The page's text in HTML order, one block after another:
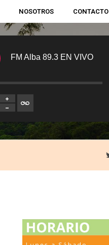
NOSOTROS CONTACTO
FM Alba 89.3 EN VIVO